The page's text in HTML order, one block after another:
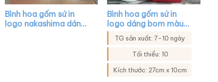
Bình hoa gốm sứ in
logo nakashima dáng
Bình hoa gốm sứ in
logo dáng bom màu
trắng họa tiết đào đỏ
XG-LH43
TG sản xuất: 7-10 ngày
Tối thiểu: 10
Kích thước: 27cm x 10cm